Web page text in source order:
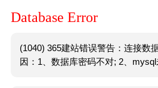
Database Error
(1040) 365建站错误警告：连接数
因：1、数据库密码不对; 2、mysql